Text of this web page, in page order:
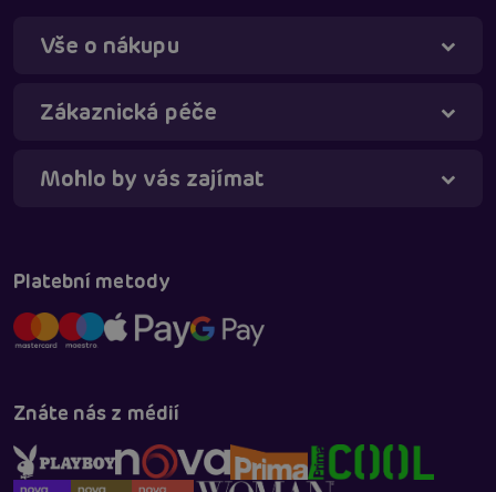
Vše o nákupu
Zákaznická péče
Mohlo by vás zajímat
Platební metody
Znáte nás z médií
Táňa - virtuální asistentka